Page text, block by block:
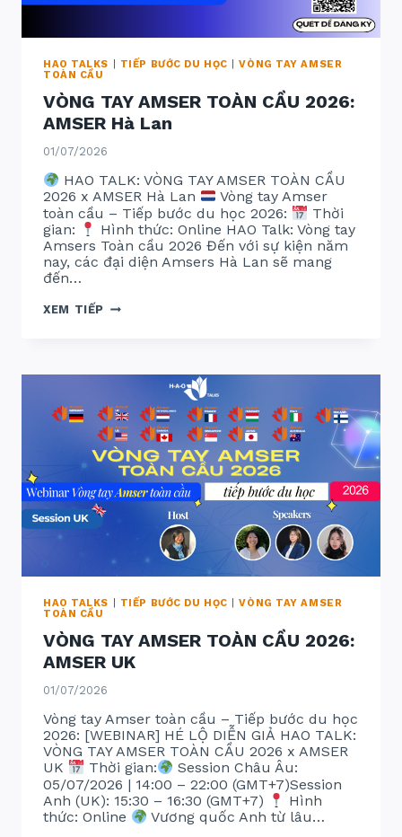
HAO TALKS TIẾP BƯỚC DU HỌC |VÒNG TAY AMSER
TOÀN CẦU
VÒNG TAY AMSER TOÀN CẦU 2026:
AMSER Hà Lan
01/07/2026
HAO TALK: VÒNG TAY AMSER TOÀN CẦU
2026 x AMSER Hà Lan
Vòng tay Amser
toàn cầu – Tiếp bước du học 2026:
Thời
gian:
Hình thức: Online HAO Talk: Vòng tay
Amsers Toàn cầu 2026 Đến với sự kiện năm
nay, các đại diện Amsers Hà Lan sẽ mang
đến…
XEM TIẾP VÒNG
LAN
HAO TALKS TIẾP BƯỚC DU HỌC |VÒNG TAY AMSER
TOÀN CẦU
VÒNG TAY AMSER TOÀN CẦU 2026:
AMSER UK
01/07/2026
Vòng tay Amser toàn cầu – Tiếp bước du học
2026: [WEBINAR] HÉ LỘ DIỄN GIẢ HAO TALK:
VÒNG TAY AMSER TOÀN CẦU 2026 x AMSER
UK
Thời gian:
Session Châu Âu:
05/07/2026 | 14:00 – 22:00 (GMT+7)Session
Anh (UK): 15:30 – 16:30 (GMT+7)
Hình
thức: Online
Vương quốc Anh từ lâu…